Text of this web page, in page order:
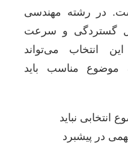
در رشته مهندسی
گستردگی و سرعت
این انتخاب می‌تواند
موضوع مناسب باید
انتخابی نباید
در پیشبرد